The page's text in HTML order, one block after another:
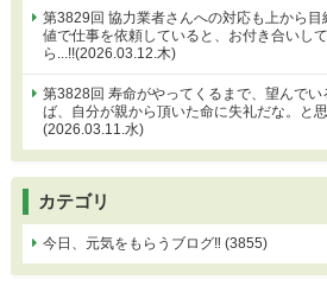
第3829回 協力業者さんへの対応も上から
値で仕事を依頼していると、お付き合いし
ら...!!(2026.03.12.木)
第3828回 寿命がやってくるまで、望んで
ば、自分が親から頂いた命に失礼だな。と
(2026.03.11.水)
カテゴリ
今日、元気をもらうブログ‼ (3855)